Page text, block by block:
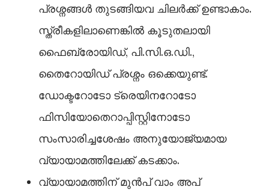
പ്രശ്നങ്ങള്‍ തുടങ്ങിയവ ചിലർക്ക് ഉണ്ടാകാം.
സ്ത്രീകളിലാണെങ്കില്‍ കൂടുതലായി
ഫൈബ്രോയിഡ്, പി.സി.ഒ.ഡി.,
തൈറോയിഡ് പ്രശ്നം ഒക്കെയുണ്ട്.
ഡോക്ടറോടോ ട്രെയിനറോടോ
ഫിസിയോതെറാപ്പിസ്റ്റിനോടോ
സംസാരിച്ചശേഷം അനുയോജ്യമായ
വ്യായാമത്തിലേക്ക് കടക്കാം.
വ്യായാമത്തിന് മുൻപ് വാം അപ്